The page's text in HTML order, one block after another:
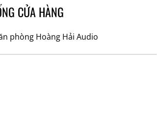
CỬA HÀNG
phòng Hoàng Hải Audio